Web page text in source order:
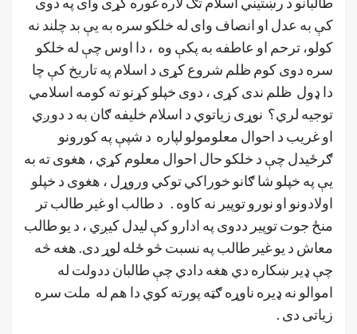
کې به عدل او انصاف وای له خلکو سره به یې بد چلند نه
کولو، ترحم او عاطفه به پکې وه ، دا اوس چې له خلکو
سره دوی کوم ظلم شروع کړی د اسلام په تاريخ کې چا
دا ډول ظلم ندی کړی ، دوی خپلو کړنو ته کومه اسلامي
توجيه لري؟ نوړی زياتوي د اسلام خليفه ګان به د دوږي
او غريب د احوال معلومولو لپاره د شپې په کورونو
ګرځيدل چې د خلکو حال احوال معلوم کړي ، هغوی ته به
یې په خپلو شا ګانو خوراکي توکي وروړل ، هغوی د خپلو
اولادونو او نورو توپير نه کاوه . د طالب او غير طالب تر
منځ جوت توپير ددوی په ادارو کې ليدل کيږي ، د يو طالب
معاش د يو غير طالب په نسبت څو ځله لوړ دی. هغه څه
چې ډير ښکاره دي هغه دادي چې طالبان ددولت له
اموالو نه ډيره ناوړه ګټه پورته کوي دا هم له ملت سره
زياتی دی .